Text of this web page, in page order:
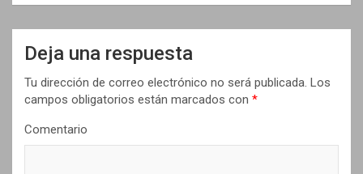
Deja una respuesta
Tu dirección de correo electrónico no será publicada. Los
campos obligatorios están marcados con *
Comentario